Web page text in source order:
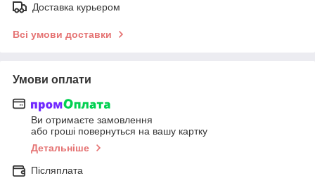
Доставка курьером
Всі умови доставки
Умови оплати
Ви отримаєте замовлення
або гроші повернуться на вашу картку
Детальніше
Післяплата